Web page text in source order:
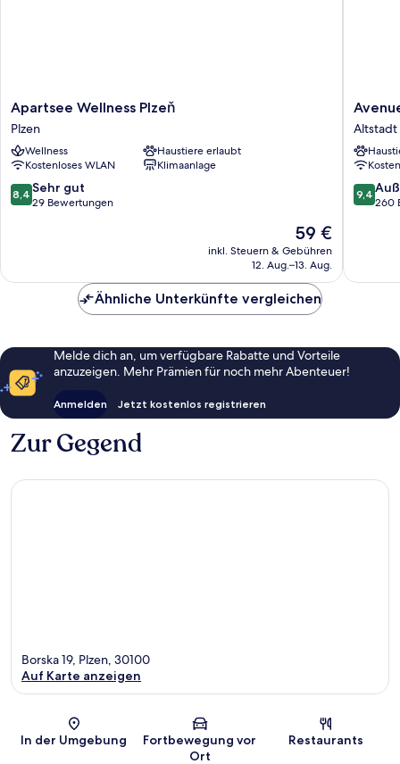
Apartsee
Wellness
Plzeň
Plzen
Apartsee Wellness Plzeň
Plzen
Wellness
Haustiere erlaubt
Kostenloses WLAN
Klimaanlage
8.4
von
Bewertungen
8,4 Sehr gut
29 Bewertungen
Der
Preis
beträgt
59 €
inkl. Steuern & Gebühren
12. Aug.–13. Aug.
Avenue
Pallova
28
Altstadt
von
Pilsen
Altstadt
9.4
von
9,4
260
Ähnliche Unterkünfte vergleichen
Melde dich an, um verfügbare Rabatte und Vorteile
anzuzeigen. Mehr Prämien für noch mehr Abenteuer!
Anmelden Jetzt kostenlos registrieren
Zur Gegend
Karte
Borska 19, Plzen, 30100
Auf Karte anzeigen
In der Umgebung
Fortbewegung vor
Ort
Restaurants